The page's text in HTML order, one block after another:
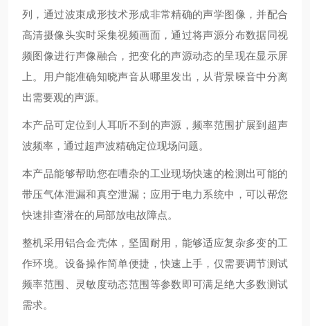
列，通过波束成形技术形成非常精确的声学图像，并配合
高清摄像头实时采集视频画面，通过将声源分布数据同视
频图像进行声像融合，把变化的声源动态的呈现在显示屏
上。用户能准确知晓声音从哪里发出，从背景噪音中分离
出需要观的声源。
本产品可定位到人耳听不到的声源，频率范围扩展到超声
波频率，通过超声波精确定位现场问题。
本产品能够帮助您在嘈杂的工业现场快速的检测出可能的
带压气体泄漏和真空泄漏；应用于电力系统中，可以帮您
快速排查潜在的局部放电故障点。
整机采用铝合金壳体，坚固耐用，能够适应复杂多变的工
作环境。设备操作简单便捷，快速上手，仅需要调节测试
频率范围、灵敏度动态范围等参数即可满足绝大多数测试
需求。